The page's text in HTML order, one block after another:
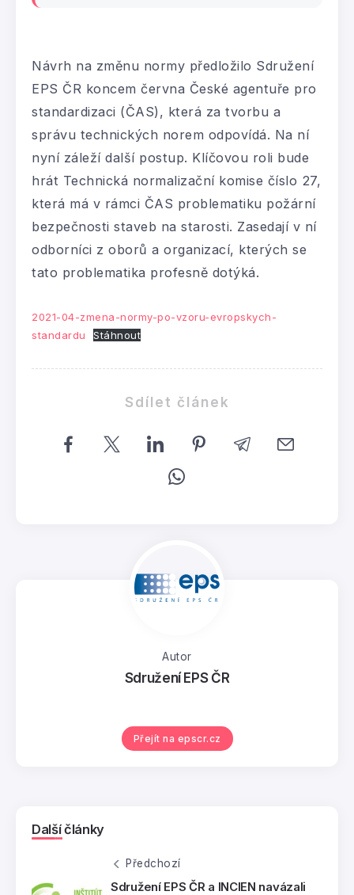
Návrh na změnu normy předložilo Sdružení
EPS ČR koncem června České agentuře pro
standardizaci (ČAS), která za tvorbu a
správu technických norem odpovídá. Na ní
nyní záleží další postup. Klíčovou roli bude
hrát Technická normalizační komise číslo 27,
která má v rámci ČAS problematiku požární
bezpečnosti staveb na starosti. Zasedají v ní
odborníci z oborů a organizací, kterých se
tato problematika profesně dotýká.
2021-04-zmena-normy-po-vzoru-evropskych-
standardu
Stáhnout
Sdílet článek
Autor
Sdružení EPS ČR
Přejít na epscr.cz
Další články
Předchozí
Sdružení EPS ČR a INCIEN navázali